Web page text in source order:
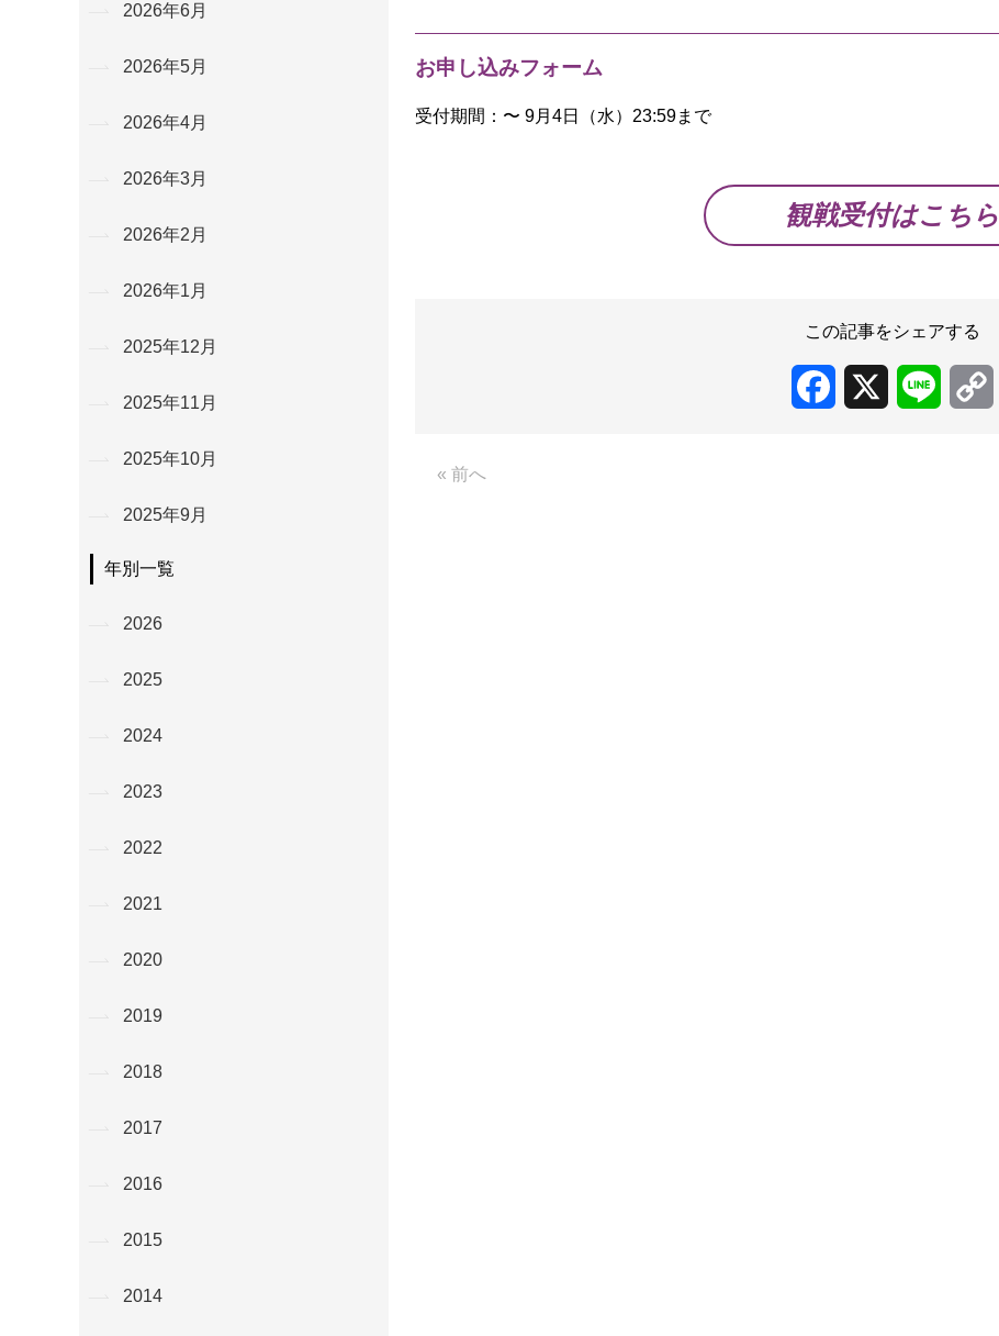
お申し込みフォーム
受付期間：〜 9月4日（水）23:59まで
観戦受付はこちら
この記事をシェアする
Facebook Line
« 前へ
2026年6月
2026年5月
2026年4月
2026年3月
2026年2月
2026年1月
2025年12月
2025年11月
2025年10月
2025年9月
年別一覧
2026
2025
2024
2023
2022
2021
2020
2019
2018
2017
2016
2015
2014